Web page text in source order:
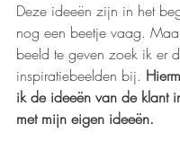
Deze ideeën zijn in het
nog een beetje vaag.
beeld te geven zoek ik er
inspiratiebeelden bij.
ik de ideeën van de klant
met mijn eigen ideeën.